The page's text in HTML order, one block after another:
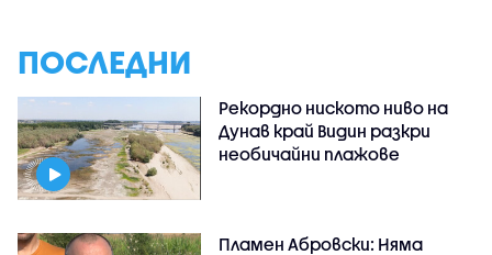
ПОСЛЕДНИ
Рекордно ниското ниво на
Дунав край Видин разкри
необичайни плажове
Пламен Абровски: Няма